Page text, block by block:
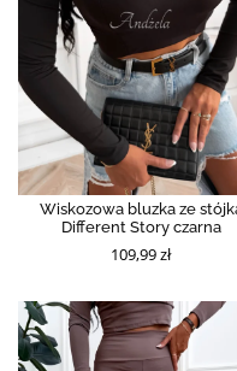
Wiskozowa bluzka ze
Different Story czarna
109,99 zł